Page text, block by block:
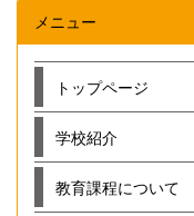
メニュー
トップページ
学校紹介
教育課程について